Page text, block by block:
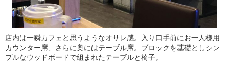
店内は一瞬カフェと思うようなオサレ感。入り口手前にお一人様用
カウンター席、さらに奥にはテーブル席。ブロックを基礎としシン
プルなウッドボードで組まれたテーブルと椅子。